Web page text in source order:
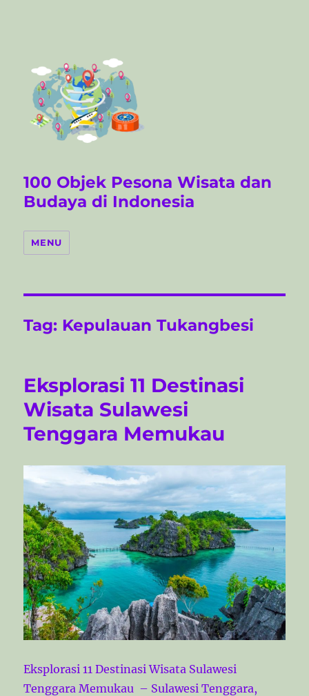
100 Objek Pesona Wisata dan
Budaya di Indonesia
MENU
Tag: Kepulauan Tukangbesi
Eksplorasi 11 Destinasi
Wisata Sulawesi
Tenggara Memukau
Eksplorasi 11 Destinasi Wisata Sulawesi
Tenggara Memukau – Sulawesi Tenggara,